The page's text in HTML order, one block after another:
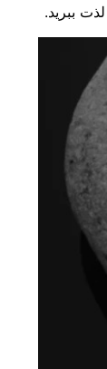
ببرید.